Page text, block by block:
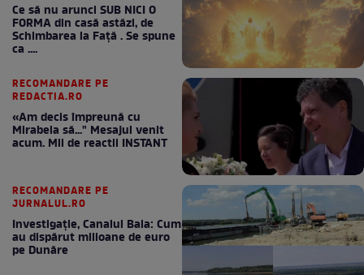
Ce să nu arunci SUB NICI O
FORMA din casă astăzi, de
Schimbarea la Față . Se spune
ca ....
RECOMANDARE PE
REDACTIA.RO
«Am decis împreună cu
Mirabela să..." Mesajul venit
acum. Mii de reactii INSTANT
RECOMANDARE PE
JURNALUL.RO
Investigație, Canalul Bala: Cum
au dispărut milioane de euro
pe Dunăre